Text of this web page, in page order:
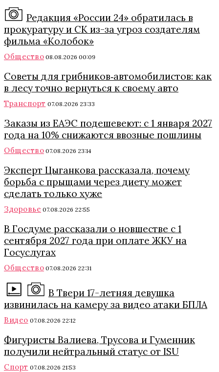
Редакция «России 24» обратилась в
прокуратуру и СК из-за угроз создателям
фильма «Колобок»
Общество 08.08.2026 00:09
Советы для грибников‑автомобилистов: как
в лесу точно вернуться к своему авто
Транспорт 07.08.2026 23:33
Заказы из ЕАЭС подешевеют: с 1 января 2027
года на 10% снижаются ввозные пошлины
Общество 07.08.2026 23:14
Эксперт Цыганкова рассказала, почему
борьба с прыщами через диету может
сделать только хуже
Здоровье 07.08.2026 22:55
В Госдуме рассказали о новшестве с 1
сентября 2027 года при оплате ЖКУ на
Госуслугах
Общество 07.08.2026 22:31
В Твери 17-летняя девушка
извинилась на камеру за видео атаки БПЛА
Видео 07.08.2026 22:12
Фигуристы Валиева, Трусова и Гуменник
получили нейтральный статус от ISU
Спорт 07.08.2026 21:53